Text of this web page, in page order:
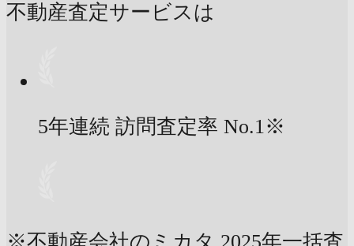
不動産査定サービスは
5年連続 訪問査定率 No.1※
※不動産会社のミカタ 2025年一括査